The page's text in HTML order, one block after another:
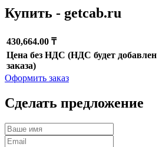
Купить - getcab.ru
430,664.00 ₸
Цена без НДС (НДС будет
заказа)
Оформить заказ
Сделать предложение